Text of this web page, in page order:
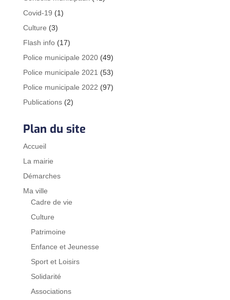
Covid-19 (1)
Culture (3)
Flash info(17)
Police municipale 2020(49)
Police municipale 2021 (53)
Police municipale 2022 (97)
Publications(2)
Plan du site
Accueil
La mairie
Démarches
Ma ville
Cadre de vie
Culture
Patrimoine
Enfance et Jeunesse
Sport et Loisirs
Solidarité
Associations